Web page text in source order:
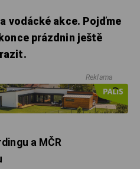
vodácké akce. Pojďme
prázdnin ještě
Reklama
a MČR